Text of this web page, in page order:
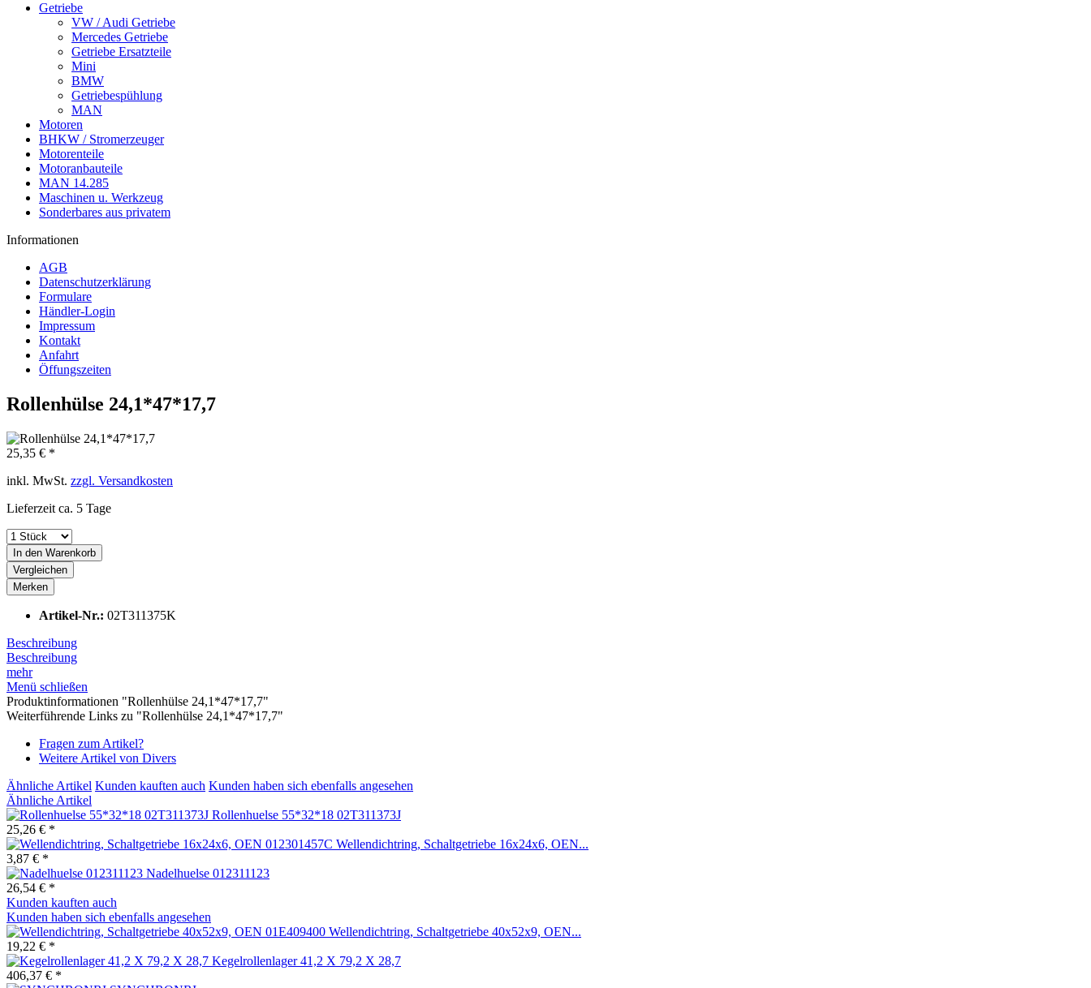
Getriebe
VW / Audi Getriebe
Mercedes Getriebe
Getriebe Ersatzteile
Mini
BMW
Getriebespühlung
MAN
Motoren
BHKW / Stromerzeuger
Motorenteile
Motoranbauteile
MAN 14.285
Maschinen u. Werkzeug
Sonderbares aus privatem
Informationen
AGB
Datenschutzerklärung
Formulare
Händler-Login
Impressum
Kontakt
Anfahrt
Öffungszeiten
Rollenhülse 24,1*47*17,7
25,35 € *
inkl. MwSt. zzgl. Versandkosten
Lieferzeit ca. 5 Tage
In den Warenkorb
Vergleichen
Merken
Artikel-Nr.: 02T311375K
Beschreibung
Beschreibung
mehr
Menü schließen
Produktinformationen "Rollenhülse 24,1*47*17,7"
Weiterführende Links zu "Rollenhülse 24,1*47*17,7"
Fragen zum Artikel?
Weitere Artikel von Divers
Ähnliche Artikel Kunden kauften auch Kunden haben sich ebenfalls angesehen
Ähnliche Artikel
Rollenhuelse 55*32*18 02T311373J
25,26 € *
Wellendichtring, Schaltgetriebe 16x24x6, OEN...
3,87 € *
Nadelhuelse 012311123
26,54 € *
Kunden kauften auch
Kunden haben sich ebenfalls angesehen
Wellendichtring, Schaltgetriebe 40x52x9, OEN...
19,22 € *
Kegelrollenlager 41,2 X 79,2 X 28,7
406,37 € *